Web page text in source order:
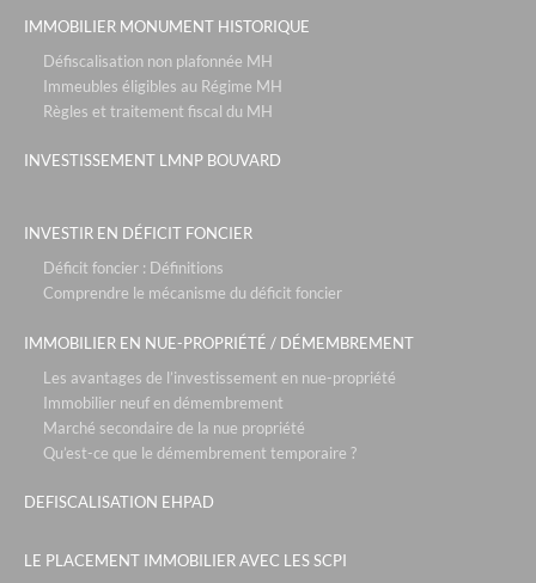
IMMOBILIER MONUMENT HISTORIQUE
Défiscalisation non plafonnée MH
Immeubles éligibles au Régime MH
Règles et traitement fiscal du MH
INVESTISSEMENT LMNP BOUVARD
INVESTIR EN DÉFICIT FONCIER
Déficit foncier : Définitions
Comprendre le mécanisme du déficit foncier
IMMOBILIER EN NUE-PROPRIÉTÉ / DÉMEMBREMENT
Les avantages de l’investissement en nue-propriété
Immobilier neuf en démembrement
Marché secondaire de la nue propriété
Qu’est-ce que le démembrement temporaire ?
DEFISCALISATION EHPAD
LE PLACEMENT IMMOBILIER AVEC LES SCPI